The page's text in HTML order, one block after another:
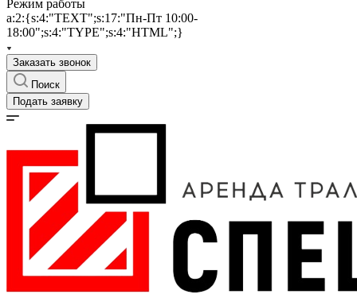
Режим работы
a:2:{s:4:"TEXT";s:17:"Пн-Пт 10:00-
18:00";s:4:"TYPE";s:4:"HTML";}
Заказать звонок
Поиск
Подать заявку